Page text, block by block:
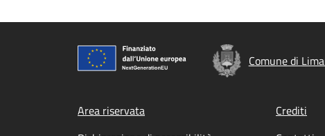
Comune di
Footer menu
Area riservata Crediti